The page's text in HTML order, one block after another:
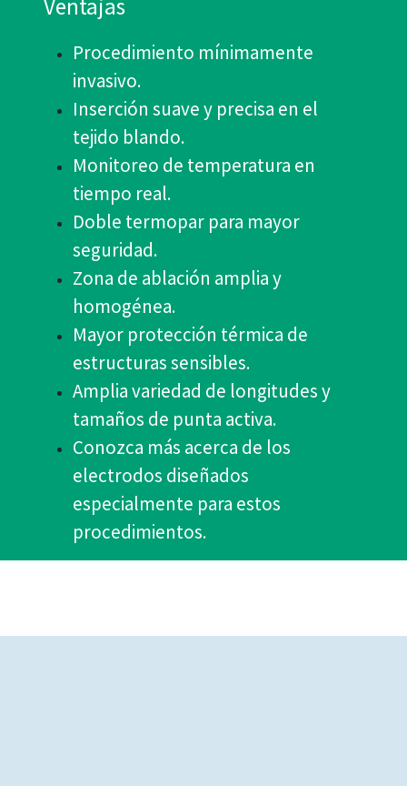
Ventajas
Procedimiento mínimamente
invasivo.
Inserción suave y precisa en el
tejido blando.
Monitoreo de temperatura en
tiempo real.
Doble termopar para mayor
seguridad.
Zona de ablación amplia y
homogénea.
Mayor protección térmica de
estructuras sensibles.
Amplia variedad de longitudes y
tamaños de punta activa.
Conozca más acerca de los
electrodos diseñados
especialmente para estos
procedimientos.​